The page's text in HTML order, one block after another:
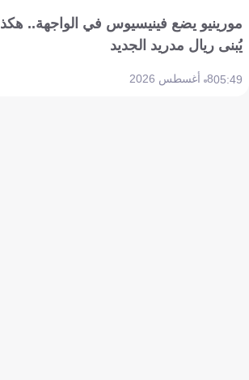
مورينيو يضع فينيسيوس في الواجهة.. هكذا
يُبنى ريال مدريد الجديد
05:498 أغسطس 2026